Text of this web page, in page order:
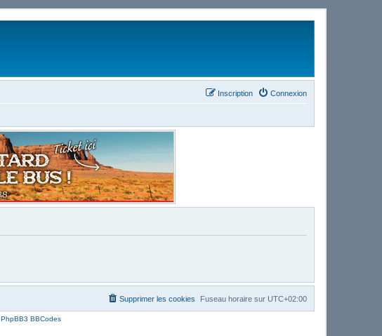
Connexion
Inscription
Fuseau horaire sur UTC+02:00
Supprimer les cookies
PhpBB3 BBCodes